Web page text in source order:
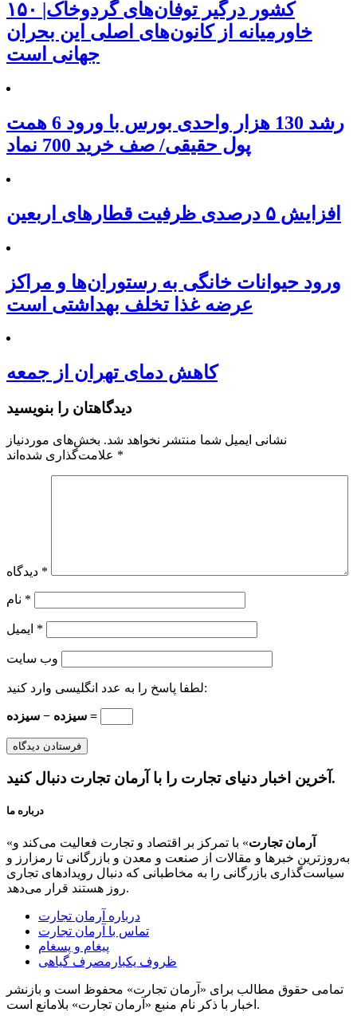
۱۵۰ کشور درگیر توفان‌های گردوخاک|
خاورمیانه از کانون‌های اصلی این بحران
جهانی است
رشد 130 هزار واحدی بورس با ورود 6 همت
پول حقیقی/ صف خرید 700 نماد
افزایش ۵ درصدی ظرفیت قطارهای اربعین
ورود حیوانات خانگی به رستوران‌ها و مراکز
عرضه غذا تخلف بهداشتی است
کاهش دمای تهران از جمعه
دیدگاهتان را بنویسید
نشانی ایمیل شما منتشر نخواهد شد. بخش‌های موردنیاز
*
*
*
*
وب‌ سایت
لطفا پاسخ را به عدد انگلیسی وارد کنید:
سیزده − سیزده =
آخرین اخبار دنیای تجارت را با آرمان تجارت دنبال کنید.
درباره ما
« آرمان تجارت» با تمرکز بر اقتصاد و تجارت فعالیت می‌کند و
به‌روزترین خبرها و مقالات از صنعت و معدن و بازرگانی تا رمزارز و
سیاست‌گذاری بازرگانی را به مخاطبانی که دنبال رویدادهای تجاری
روز هستند قرار می‌دهد.
درباره آرمان تجارت
تماس با آرمان تجارت
پیغام و پسغام
ظروف یکبارمصرف گیاهی
تمامی حقوق مطالب برای «آرمان تجارت» محفوظ است و بازنشر
اخبار با ذکر نام منبع «آرمان تجارت» بلامانع است.